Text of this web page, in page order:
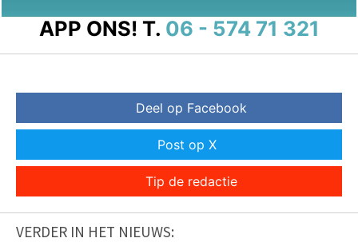
APP ONS! T. 06 - 574 71 321
Deel op Facebook
Post op X
Tip de redactie
VERDER IN HET NIEUWS: